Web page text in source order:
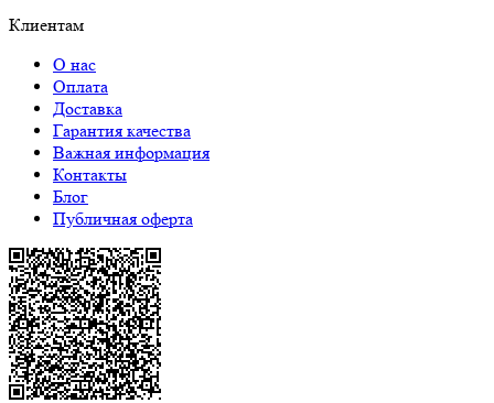
Клиентам
О нас
Оплата
Доставка
Гарантия качества
Важная информация
Контакты
Блог
Публичная оферта